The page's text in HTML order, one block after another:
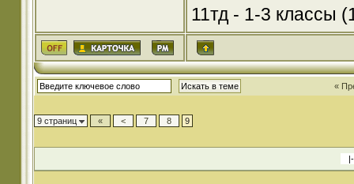
11тд - 1-3 классы
«
9 страниц « < 7 8 9